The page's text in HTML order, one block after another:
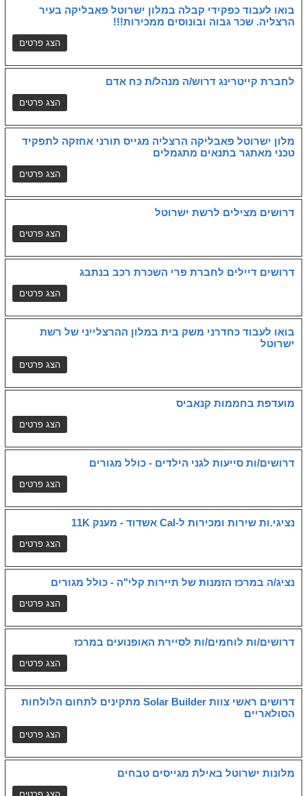
בואו לעבוד כפקידי קבלה במלון ישרוטל פאבליקה בעיר
הרצליה. שכר גבוה ובונוסים ממכירות!!!
לחברת קייטרינג דרוש/ה מנהל/ת כח אדם
מלון ישרוטל פאבליקה הרצליה מגייס תורני אחזקה לתפקיד
טכני מאתגר בתנאים מתגמלים
דרושים מצילים לרשת ישרוטל
דרושים דיילים לחברת פרי השכרת רכב בנתבג
בואו לעבוד כחדרני משק בית במלון ההרצלייני של רשת
ישרוטל
מועדפת בחממות קנאביס
דרושים/ות סייעות לגני הילדים - כולל מגורים
נציגי.ות שירות ומכירות ל-Cal אשדוד - מענק 11K
נציג/ה במרכז הזמנות של תיירות קלי"ה - כולל מגורים
דרושים/ות לוחמים/ות לסיירת האופנועים במרכז
דרושים ראשי צוות Solar Builder מתקינים לתחום הלולחות
הסולאריים
מלונות ישרוטל באילת מגייסים טבחים